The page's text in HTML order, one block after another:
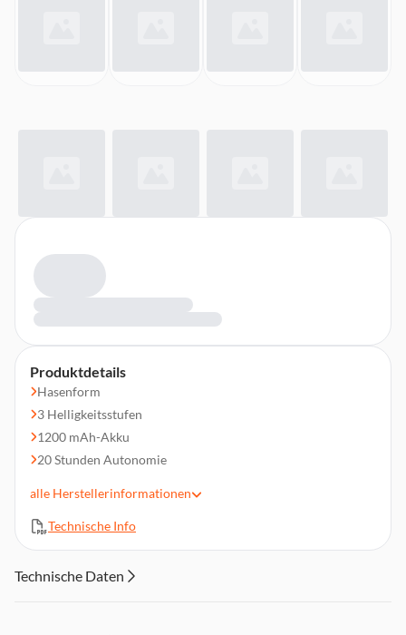
Produktdetails
Hasenform
3 Helligkeitsstufen
1200 mAh-Akku
20 Stunden Autonomie
Lieferumfang: 1 wiederaufladbares Nachtlicht, 1 Netzkabel
alle Herstellerinformationen
Technische Info
Technische Daten